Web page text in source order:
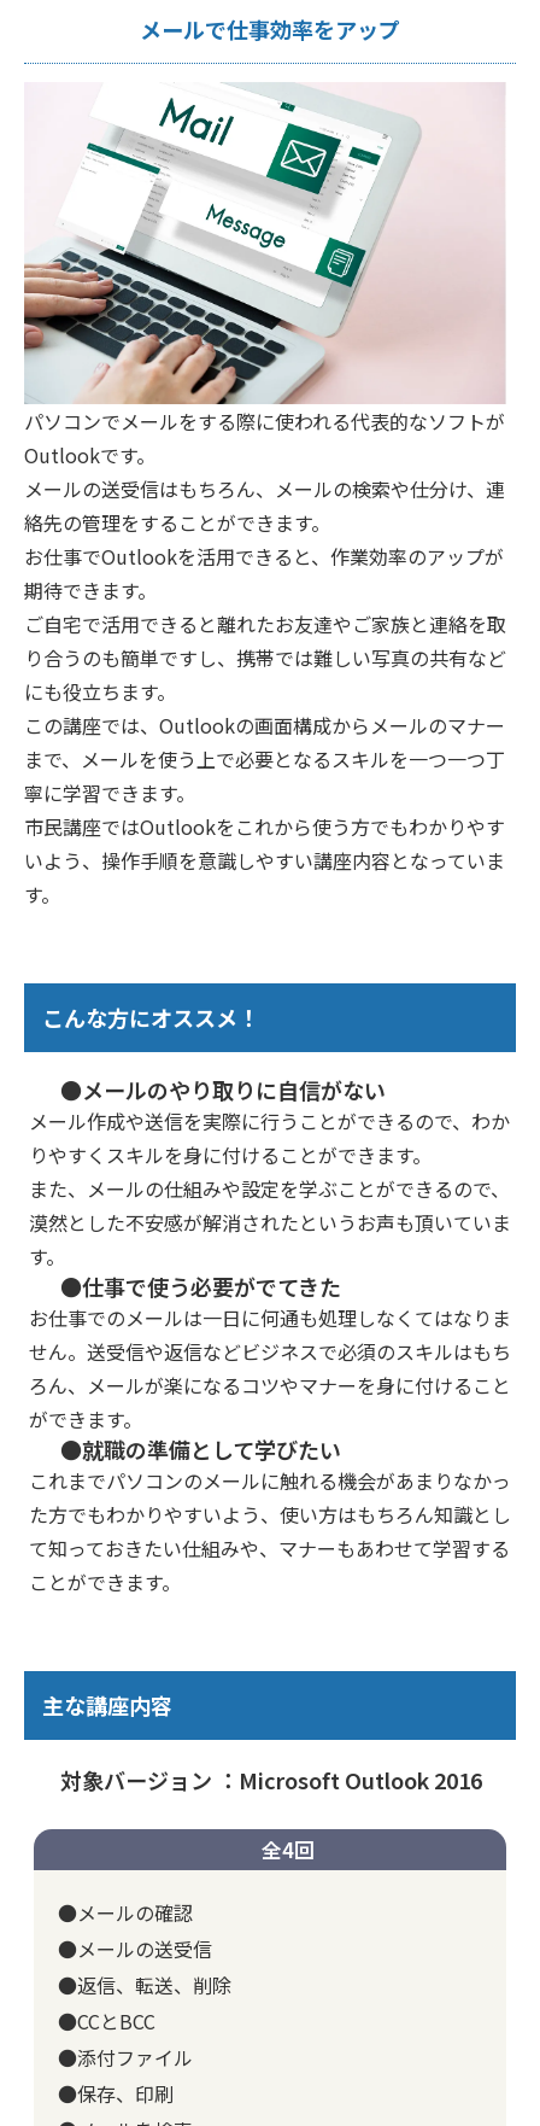
メールで仕事効率をアップ
パソコンでメールをする際に使われる代表的なソフトが
Outlookです。
メールの送受信はもちろん、メールの検索や仕分け、連
絡先の管理をすることができます。
お仕事でOutlookを活用できると、作業効率のアップが
期待できます。
ご自宅で活用できると離れたお友達やご家族と連絡を取
り合うのも簡単ですし、携帯では難しい写真の共有など
にも役立ちます。
この講座では、Outlookの画面構成からメールのマナー
まで、メールを使う上で必要となるスキルを一つ一つ丁
寧に学習できます。
市民講座ではOutlookをこれから使う方でもわかりやす
いよう、操作手順を意識しやすい講座内容となっていま
す。
こんな方にオススメ！
●メールのやり取りに自信がない
メール作成や送信を実際に行うことができるので、わか
りやすくスキルを身に付けることができます。
また、メールの仕組みや設定を学ぶことができるので、
漠然とした不安感が解消されたというお声も頂いていま
す。
●仕事で使う必要がでてきた
お仕事でのメールは一日に何通も処理しなくてはなりま
せん。送受信や返信などビジネスで必須のスキルはもち
ろん、メールが楽になるコツやマナーを身に付けること
ができます。
●就職の準備として学びたい
これまでパソコンのメールに触れる機会があまりなかっ
た方でもわかりやすいよう、使い方はもちろん知識とし
て知っておきたい仕組みや、マナーもあわせて学習する
ことができます。
主な講座内容
対象バージョン ：Microsoft Outlook 2016
全4回
●メールの確認
●メールの送受信
●返信、転送、削除
●CCとBCC
●添付ファイル
●保存、印刷